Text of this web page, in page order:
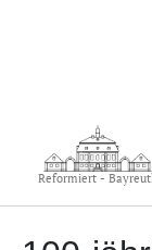
Reformiert -